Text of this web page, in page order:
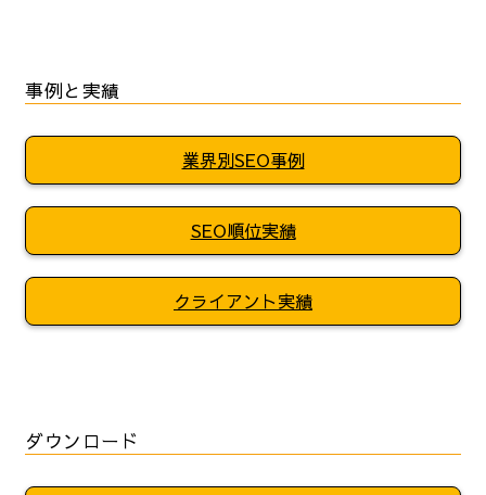
事例と実績
業界別SEO事例
SEO順位実績
クライアント実績
ダウンロード